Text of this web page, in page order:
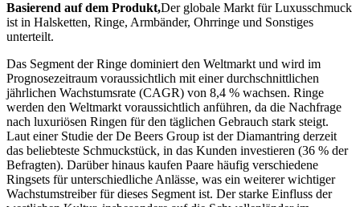
Basierend auf dem Produkt,Der globale Markt für Luxusschmuck
ist in Halsketten, Ringe, Armbänder, Ohrringe und Sonstiges
unterteilt.
Das Segment der Ringe dominiert den Weltmarkt und wird im
Prognosezeitraum voraussichtlich mit einer durchschnittlichen
jährlichen Wachstumsrate (CAGR) von 8,4 % wachsen. Ringe
werden den Weltmarkt voraussichtlich anführen, da die Nachfrage
nach luxuriösen Ringen für den täglichen Gebrauch stark steigt.
Laut einer Studie der De Beers Group ist der Diamantring derzeit
das beliebteste Schmuckstück, in das Kunden investieren (36 % der
Befragten). Darüber hinaus kaufen Paare häufig verschiedene
Ringsets für unterschiedliche Anlässe, was ein weiterer wichtiger
Wachstumstreiber für dieses Segment ist. Der starke Einfluss der